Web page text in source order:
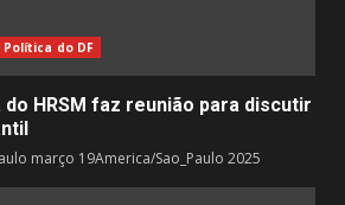
Política do DF
HRSM faz reunião para discutir
março 19America/Sao_Paulo 2025